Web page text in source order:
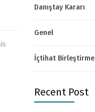
Danıştay Kararı
Genel
İçtihat Birleştirme
Recent Post